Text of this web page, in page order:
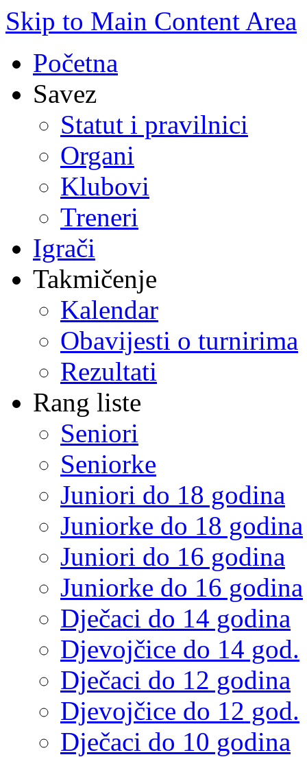
Skip to Main Content Area
Početna
Savez
Statut i pravilnici
Organi
Klubovi
Treneri
Igrači
Takmičenje
Kalendar
Obavijesti o turnirima
Rezultati
Rang liste
Seniori
Seniorke
Juniori do 18 godina
Juniorke do 18 godina
Juniori do 16 godina
Juniorke do 16 godina
Dječaci do 14 godina
Djevojčice do 14 god.
Dječaci do 12 godina
Djevojčice do 12 god.
Dječaci do 10 godina